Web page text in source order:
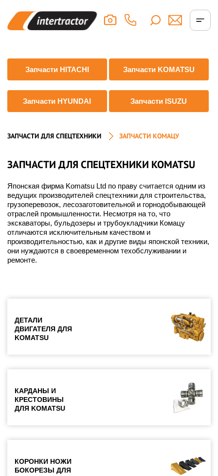
Запчасти HITACHI Запчасти KOMATSU
Запчасти HYUNDAI Запчасти ISUZU
ЗАПЧАСТИ ДЛЯ СПЕЦТЕХНИКИ ЗАПЧАСТИ КОМАЦУ
ЗАПЧАСТИ ДЛЯ СПЕЦТЕХНИКИ KOMATSU
Японская фирма Komatsu Ltd по праву считается одним из
ведущих производителей спецтехники для строительства,
грузоперевозок, лесозаготовительной и горнодобывающей
отраслей промышленности. Несмотря на то, что
экскаваторы, бульдозеры и трубоукладчики Комацу
отличаются исключительным качеством и
производительностью, как и другие виды японской техники,
они нуждаются в своевременном техобслуживании и
ремонте.
ДЕТАЛИ
ДВИГАТЕЛЯ ДЛЯ
KOMATSU
КАРДАНЫ И
КРЕСТОВИНЫ
ДЛЯ KOMATSU
КОРОНКИ НОЖИ
БОКОРЕЗЫ ДЛЯ